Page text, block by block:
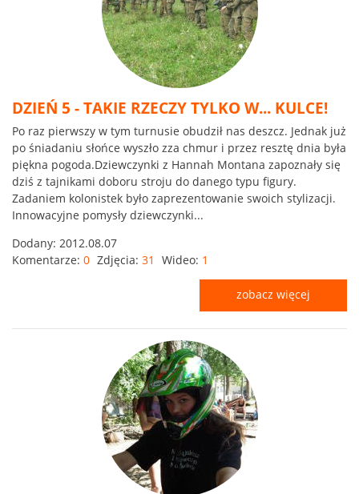
DZIEŃ 5 - TAKIE RZECZY TYLKO W... KULCE!
Po raz pierwszy w tym turnusie obudził nas deszcz. Jednak już
po śniadaniu słońce wyszło zza chmur i przez resztę dnia była
piękna pogoda.Dziewczynki z Hannah Montana zapoznały się
dziś z tajnikami doboru stroju do danego typu figury.
Zadaniem kolonistek było zaprezentowanie swoich stylizacji.
Innowacyjne pomysły dziewczynki...
Dodany: 2012.08.07
Komentarze: 0 Zdjęcia: 31 Wideo: 1
zobacz więcej